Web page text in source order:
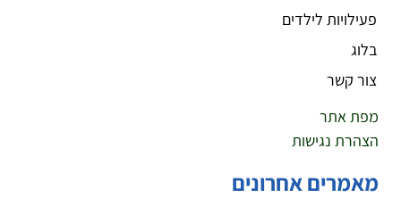
פעילויות לילדים
בלוג
צור קשר
מפת אתר
הצהרת נגישות
מאמרים אחרונים